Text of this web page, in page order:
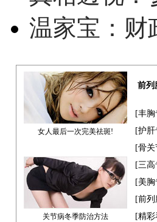
温家宝：
女人最后一次完美祛斑!
前列
[丰胸
[护肝
[骨
关节病冬季防治方法
[三高
[美胸
[前列
[精彩